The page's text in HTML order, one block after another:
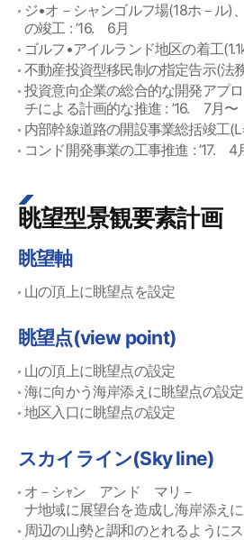
ジ•オ－シャンゴルフ場(18ホ－ル)
の竣工 : ’16. 6月
ゴルフ•アイルランド地区の着工(1.1
不動産投資型移民制の指定告示(法
投資意向企業の総合的な開発アプロ
チによる計画的な推進 : ’16. 7月〜
内部幹線道路の開設事業総括竣工
コンド開発事業の工事推進 :
眺望型景観要素計画
眺望軸
山の頂上に眺望点を設定
眺望点(view point)
山の頂上に眺望点の設定
海に向かう海岸添えに眺望点の設定
地区入口に眺望点の設定
スカイライン(Sky line)
オ－シｬン アンド マリ－
ナ地域に展望台を造成し海岸添え
周辺の山勢と調和のとれるように